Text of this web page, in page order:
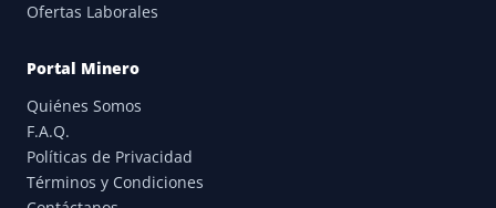
Ofertas Laborales
Portal Minero
Quiénes Somos
F.A.Q.
Políticas de Privacidad
Términos y Condiciones